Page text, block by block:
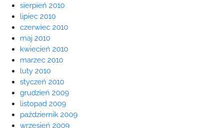
sierpień 2010
lipiec 2010
czerwiec 2010
maj 2010
kwiecień 2010
marzec 2010
luty 2010
styczeń 2010
grudzień 2009
listopad 2009
październik 2009
wrzesień 2009